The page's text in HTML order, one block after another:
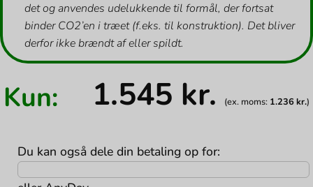
det og anvendes udelukkende til formål, der fortsat
binder CO2’en i træet (f.eks. til konstruktion). Det bliver
derfor ikke brændt af eller spildt.
Kun: 1.545 kr. (ex. moms: 1.236 kr.)
Du kan også dele din betaling op for: